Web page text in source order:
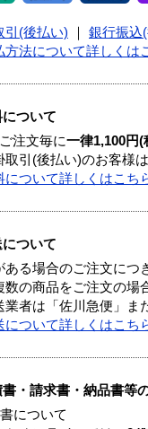
引(後払い) 銀行振込
方法について詳しくは
ついて
注文毎に一律1,100円(
引(後払い)のお客様
について詳しくはこち
について
ある場合のご注文につ
数の商品をご注文の場
者は「佐川急便」ま
について詳しくはこち
書・請求書・納品書等
について